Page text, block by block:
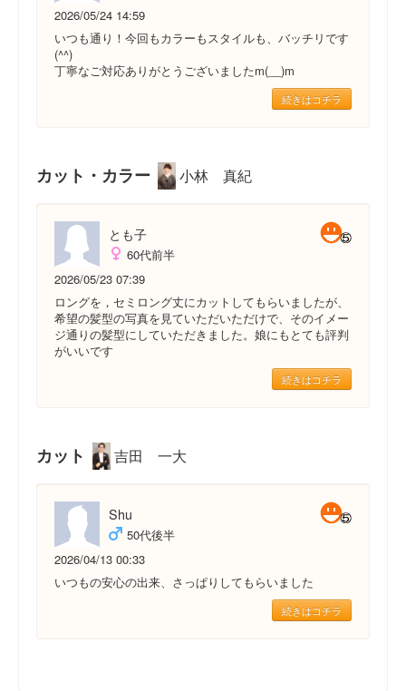
2026/05/24 14:59
いつも通り！今回もカラーもスタイルも、バッチリです
(^^)
丁寧なご対応ありがとうございましたm(__)m
続きはコチラ
カット・カラー 小林 真紀
とも子
60代前半
2026/05/23 07:39
ロングを，セミロング丈にカットしてもらいましたが、
希望の髪型の写真を見ていただいただけで、そのイメー
ジ通りの髪型にしていただきました。娘にもとても評判
がいいです
続きはコチラ
カット 吉田 一大
Shu
50代後半
2026/04/13 00:33
いつもの安心の出来、さっぱりしてもらいました
続きはコチラ